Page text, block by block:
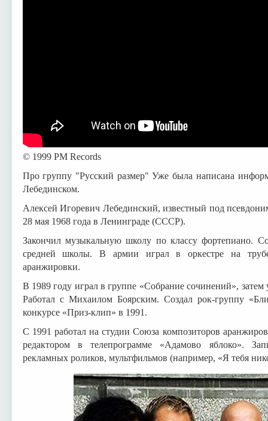
© 1999 PM Records
Про группу "Русский размер" Уже была написана
Лебединском.
Алексей Игоревич Лебединский, известный под
28 мая 1968 года в Ленинграде (СССР).
Закончил музыкальную школу по классу фортепиано.
средней школы. В армии играл в оркестре на
аранжировки.
В 1989 году играл в группе «Собрание сочинений»,
Работал с Михаилом Боярским. Создал рок-группу
конкурсе «Приз-клип» в 1991.
С 1991 работал на студии Союза композиторов
редактором в телепрограмме «Адамово яблоко».
рекламных роликов, мультфильмов (например, «Я тебя